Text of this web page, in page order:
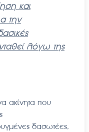
και
την
λόγω της
ακίνητα που
δασωτέες,